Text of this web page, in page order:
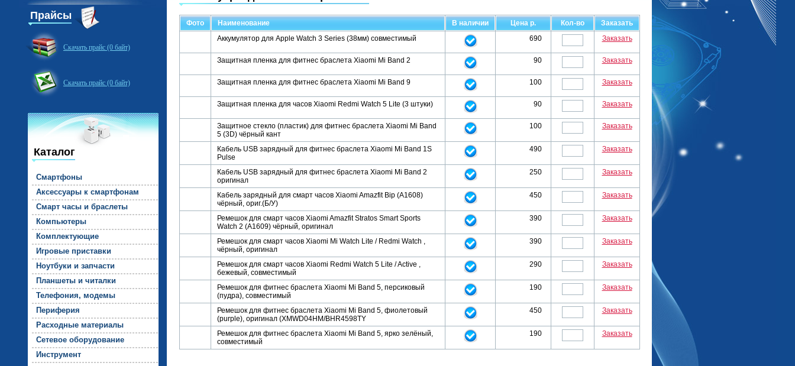
Прайсы
Скачать прайс (0 байт)
Скачать прайс (0 байт)
Каталог
Смарт­фо­ны
Ак­сессу­ары к смарт­фо­нам
Смарт ча­сы и брас­ле­ты
Компь­юте­ры
Комп­лек­ту­ющие
Иг­ро­вые прис­тавки
Но­ут­бу­ки и зап­части
План­ше­ты и чи­тал­ки
Те­лефо­ния, мо­демы
Пе­рифе­рия
Рас­ходные ма­тери­алы
Се­тевое обо­рудо­вание
Инс­тру­мент
Фото Наименование В наличии Цена р. Кол-во
Заказать
Аккумулятор для Apple Watch 3 Series (38мм) совместимый
690 Заказать
Защитная пленка для фитнес браслета Xiaomi Mi Band 2 90 Заказать
Защитная пленка для фитнес браслета Xiaomi Mi Band 9 100 Заказать
Защитная пленка для часов Xiaomi Redmi Watch 5 Lite (3 штуки) 90 Заказать
Защитное стекло (пластик) для фитнес браслета Xiaomi Mi Band
5 (3D) чёрный кант
100 Заказать
Кабель USB зарядный для фитнес браслета Xiaomi Mi Band 1S
Pulse
490 Заказать
Кабель USB зарядный для фитнес браслета Xiaomi Mi Band 2
оригинал
250 Заказать
Кабель зарядный для смарт часов Xiaomi Amazfit Bip (A1608)
чёрный, ориг.(Б/У)
450 Заказать
Ремешок для смарт часов Xiaomi Amazfit Stratos Smart Sports
Watch 2 (A1609) чёрный, оригинал
390 Заказать
Ремешок для смарт часов Xiaomi Mi Watch Lite / Redmi Watch ,
чёрный, оригинал
390 Заказать
Ремешок для смарт часов Xiaomi Redmi Watch 5 Lite / Active ,
бежевый, совместимый
290 Заказать
Ремешок для фитнес браслета Xiaomi Mi Band 5, персиковый
(пудра), совместимый
190 Заказать
Ремешок для фитнес браслета Xiaomi Mi Band 5, фиолетовый
(purple), оригинал (XMWD04HM/BHR4598TY
450 Заказать
Ремешок для фитнес браслета Xiaomi Mi Band 5, ярко зелёный,
совместимый
190 Заказать